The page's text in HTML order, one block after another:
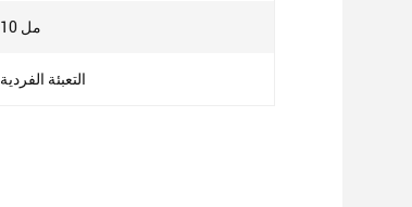
10 مل
التعبئة الفردية